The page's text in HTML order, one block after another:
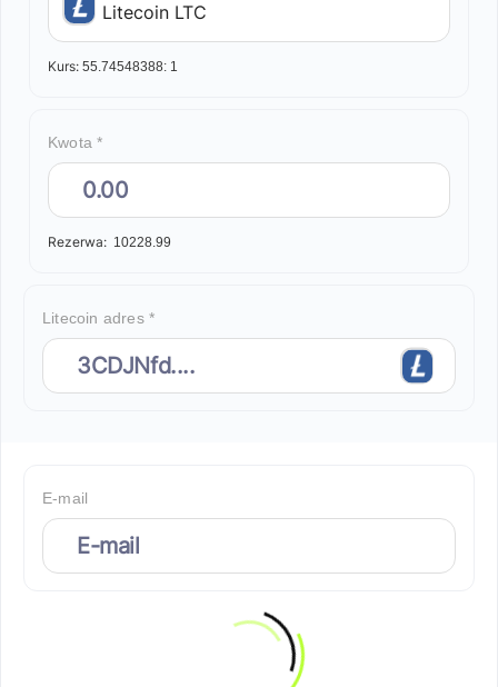
Litecoin LTC
Kurs: 55.74548388: 1
Kwota *
Rezerwa: 10228.99
Litecoin adres *
E-mail